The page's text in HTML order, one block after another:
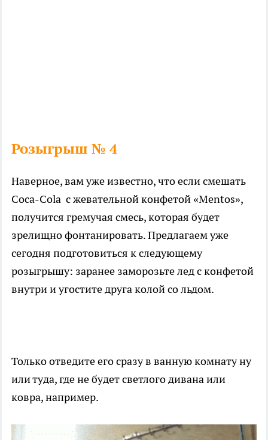
Розыгрыш № 4
Наверное, вам уже известно, что если смешать
Coca-Cola с жевательной конфетой «Mentos»,
получится гремучая смесь, которая будет
зрелищно фонтанировать. Предлагаем уже
сегодня подготовиться к следующему
розыгрышу: заранее заморозьте лед с конфетой
внутри и угостите друга колой со льдом.
Только отведите его сразу в ванную комнату ну
или туда, где не будет светлого дивана или
ковра, например.